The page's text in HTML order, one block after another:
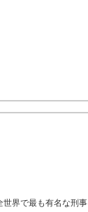
世界で最も有名な刑事